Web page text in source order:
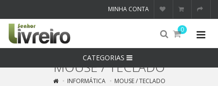
MINHA CONTA
0
CATEGORIAS
MOUSE / TECLADO
INFORMÁTICA MOUSE / TECLADO